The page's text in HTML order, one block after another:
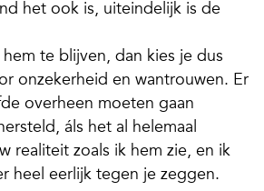
het ook is, uiteindelijk is de
te blijven, dan kies je dus
onzekerheid en wantrouwen. Er
overheen moeten gaan
áls het al helemaal
realiteit zoals ik hem zie, en ik
heel eerlijk tegen je zeggen.